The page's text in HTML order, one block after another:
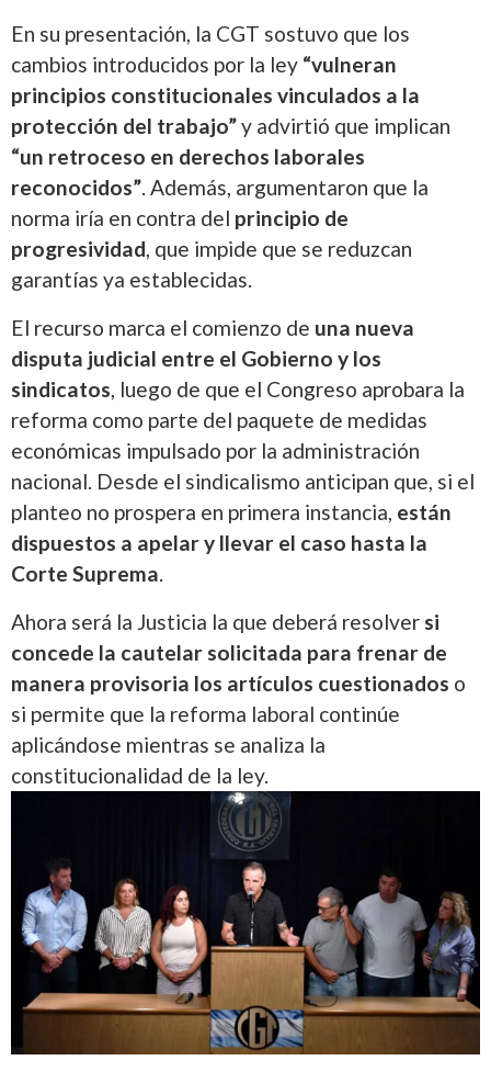
En su presentación, la CGT sostuvo que los
cambios introducidos por la ley “vulneran
principios constitucionales vinculados a la
protección del trabajo”y advirtió que implican
“un retroceso en derechos laborales
reconocidos”. Además, argumentaron que la
norma iría en contra del principio de
progresividad, que impide que se reduzcan
garantías ya establecidas.
El recurso marca el comienzo de una nueva
disputa judicial entre el Gobierno y los
sindicatos, luego de que el Congreso aprobara la
reforma como parte del paquete de medidas
económicas impulsado por la administración
nacional. Desde el sindicalismo anticipan que, si el
planteo no prospera en primera instancia, están
dispuestos a apelar y llevar el caso hasta la
Corte Suprema.
Ahora será la Justicia la que deberá resolver si
concede la cautelar solicitada para frenar de
manera provisoria los artículos cuestionados o
si permite que la reforma laboral continúe
aplicándose mientras se analiza la
constitucionalidad de la ley.